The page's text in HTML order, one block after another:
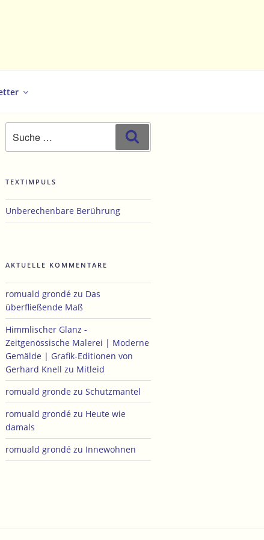
nach:
TEXTIMPULS
Unberechenbare Berührung
AKTUELLE KOMMENTARE
romuald grondé zu Das
überfließende Maß
Himmlischer Glanz -
Zeitgenössische Malerei | Moderne
Gemälde | Grafik-Editionen von
Gerhard Knell zu Mitleid
romuald gronde zu Schutzmantel
romuald grondé zu Heute wie
damals
romuald grondé zu Innewohnen